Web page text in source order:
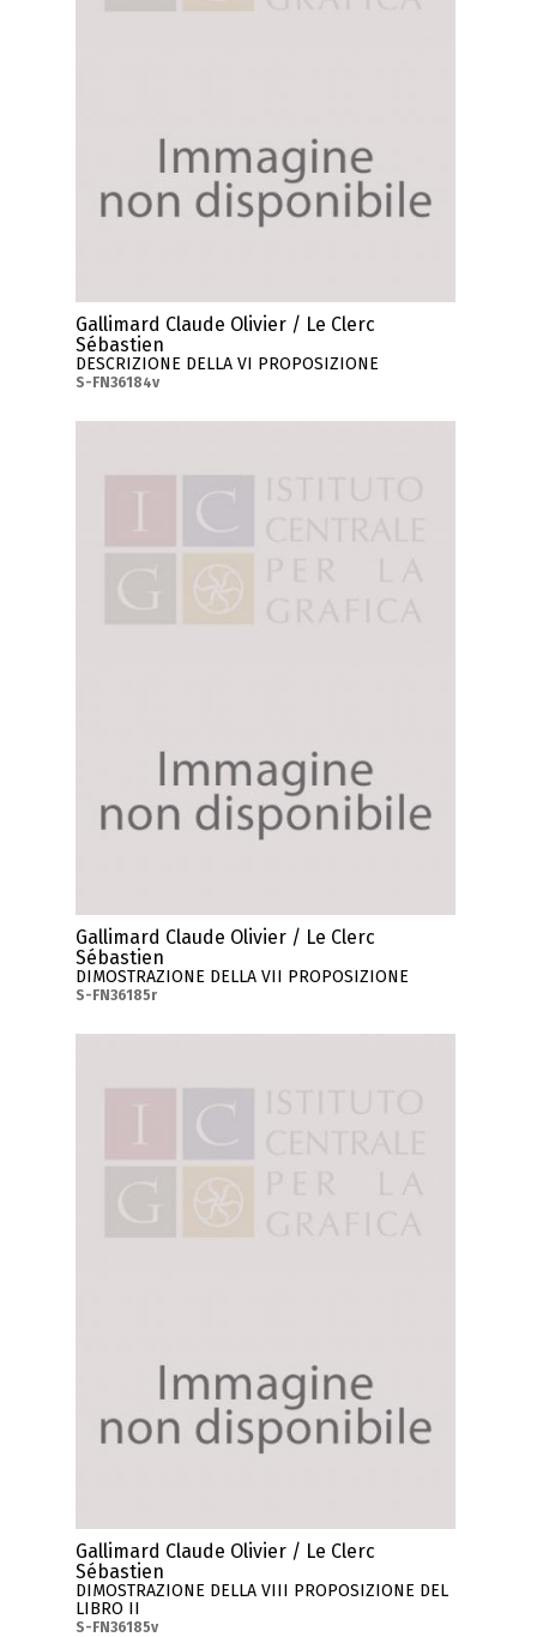
Gallimard Claude Olivier / Le Clerc
Sébastien
DESCRIZIONE DELLA VI PROPOSIZIONE
S-FN36184v
Gallimard Claude Olivier / Le Clerc
Sébastien
DIMOSTRAZIONE DELLA VII PROPOSIZIONE
S-FN36185r
Gallimard Claude Olivier / Le Clerc
Sébastien
DIMOSTRAZIONE DELLA VIII PROPOSIZIONE DEL
LIBRO II
S-FN36185v